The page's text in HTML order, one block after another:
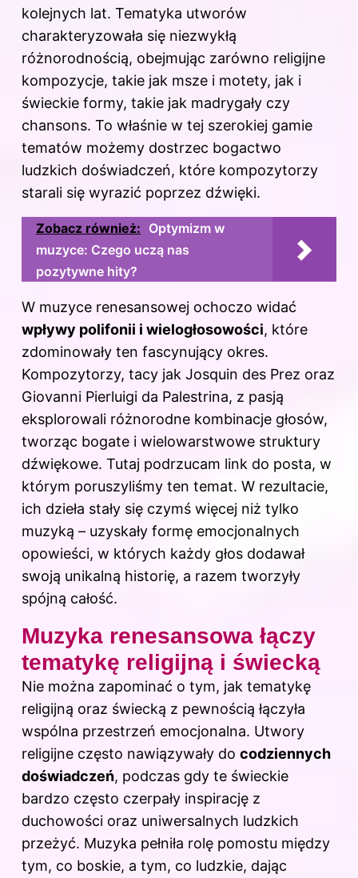
kolejnych lat. Tematyka utworów
charakteryzowała się niezwykłą
różnorodnością, obejmując zarówno religijne
kompozycje, takie jak msze i motety, jak i
świeckie formy, takie jak madrygały czy
chansons. To właśnie w tej szerokiej gamie
tematów możemy dostrzec bogactwo
ludzkich doświadczeń, które kompozytorzy
starali się wyrazić poprzez dźwięki.
Zobacz również: Optymizm w
muzyce: Czego uczą nas
pozytywne hity?
W muzyce renesansowej ochoczo widać
wpływy polifonii i wielogłosowości, które
zdominowały ten fascynujący okres.
Kompozytorzy, tacy jak Josquin des Prez oraz
Giovanni Pierluigi da Palestrina, z pasją
eksplorowali różnorodne kombinacje głosów,
tworząc bogate i wielowarstwowe struktury
dźwiękowe. Tutaj podrzucam link do posta, w
którym poruszyliśmy ten temat. W rezultacie,
ich dzieła stały się czymś więcej niż tylko
muzyką – uzyskały formę emocjonalnych
opowieści, w których każdy głos dodawał
swoją unikalną historię, a razem tworzyły
spójną całość.
Muzyka renesansowa łączy
tematykę religijną i świecką
Nie można zapominać o tym, jak tematykę
religijną oraz świecką z pewnością łączyła
wspólna przestrzeń emocjonalna. Utwory
religijne często nawiązywały do codziennych
doświadczeń, podczas gdy te świeckie
bardzo często czerpały inspirację z
duchowości oraz uniwersalnych ludzkich
przeżyć. Muzyka pełniła rolę pomostu między
tym, co boskie, a tym, co ludzkie, dając